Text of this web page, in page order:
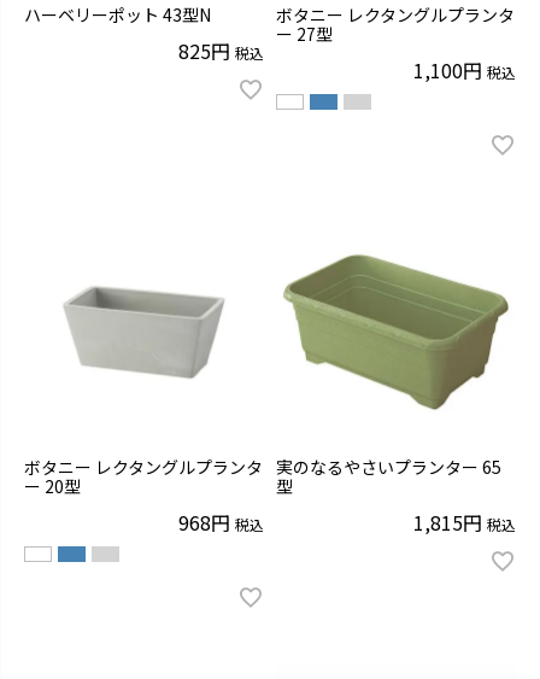
ハーベリーポット 43型N
825 税込
ボタニー レクタングルプランタ
ー 27型
1,100 税込
ボタニー レクタングルプランタ
ー 20型
968 税込
実のなるやさいプランター 65
型
1,815 税込